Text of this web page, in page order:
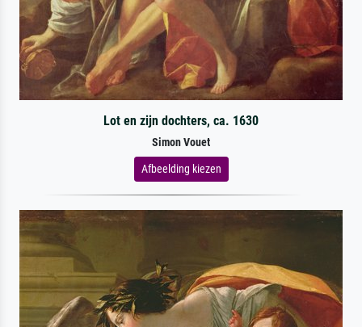
Lot en zijn dochters, ca. 1630
Simon Vouet
Afbeelding kiezen